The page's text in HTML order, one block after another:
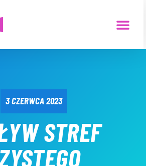
3 CZERWCA 2023
STREF